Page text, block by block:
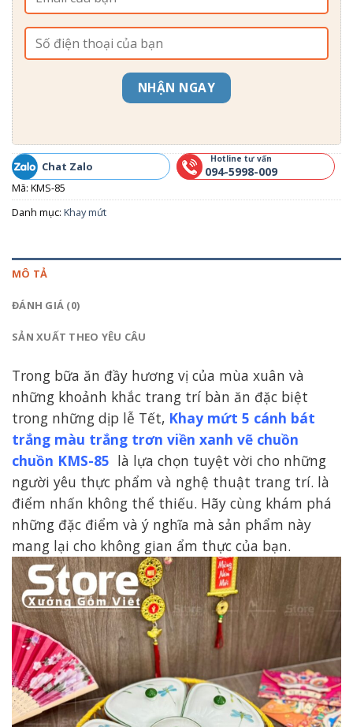
NHẬN NGAY
Chat Zalo
Hotline tư vấn
094-5998-009
Mã: KMS-85
Danh mục: Khay mứt
MÔ TẢ
ĐÁNH GIÁ (0)
SẢN XUẤT THEO YÊU CÂU
Trong bữa ăn đầy hương vị của mùa xuân và
những khoảnh khắc trang trí bàn ăn đặc biệt
trong những dịp lễ Tết, Khay mứt 5 cánh bát
trắng màu trắng trơn viền xanh vẽ chuồn
chuồn KMS-85 là lựa chọn tuyệt vời cho những
người yêu thực phẩm và nghệ thuật trang trí. là
điểm nhấn không thể thiếu. Hãy cùng khám phá
những đặc điểm và ý nghĩa mà sản phẩm này
mang lại cho không gian ẩm thực của bạn.